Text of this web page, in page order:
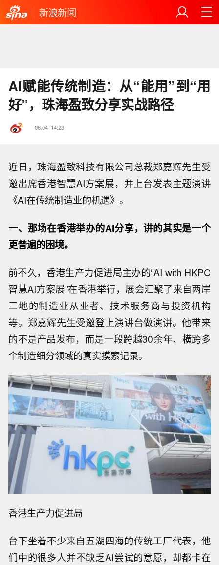
新浪新闻
AI赋能传统制造：从“能用”到“用
好”，珠海盈致分享实战路径
06.04 14:23
近日，珠海盈致科技有限公司总裁郑嘉辉先生受
邀出席香港智慧AI方案展，并上台发表主题演讲
《AI在传统制造业的机遇》。
一、那场在香港举办的AI分享，讲的其实是一个
更普遍的困境。
前不久，香港生产力促进局主办的“AI with HKPC
智慧AI方案展”在香港举行，展会汇聚了来自两岸
三地的制造业从业者、技术服务商与投资机构
等。郑嘉辉先生受邀登上演讲台做演讲。他带来
的不是产品发布，而是一段跨越30余年、横跨多
个制造细分领域的真实摸索记录。
香港生产力促进局
台下坐着不少来自五湖四海的传统工厂代表，他
们中的很多人并不缺乏AI尝试的意愿，却都卡在